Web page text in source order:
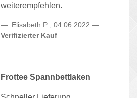
weiterempfehlen.
Elisabeth P
04.06.2022
Verifizierter Kauf
Frottee Spannbettlaken